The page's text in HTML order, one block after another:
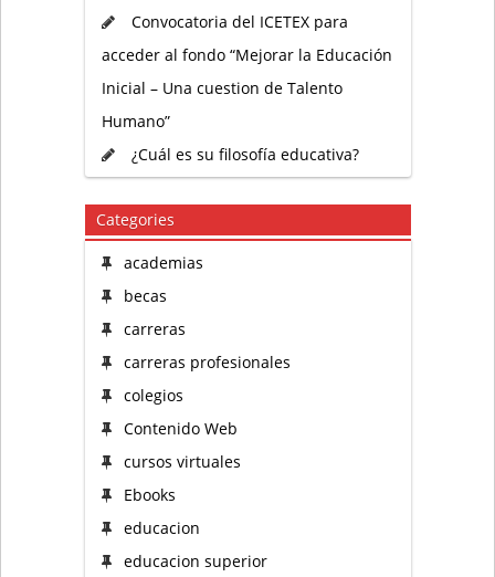
Convocatoria del ICETEX para
acceder al fondo “Mejorar la Educación
Inicial – Una cuestion de Talento
Humano”
¿Cuál es su filosofía educativa?
Categories
academias
becas
carreras
carreras profesionales
colegios
Contenido Web
cursos virtuales
Ebooks
educacion
educacion superior